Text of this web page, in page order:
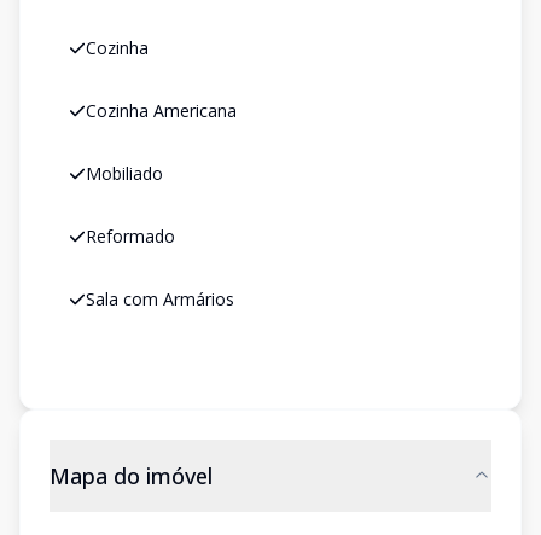
Cozinha
Cozinha Americana
Mobiliado
Reformado
Sala com Armários
Mapa do imóvel